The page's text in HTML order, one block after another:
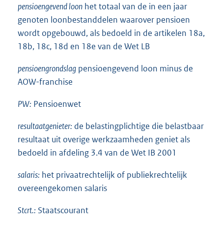
pensioengevend loon het totaal van de in een jaar
genoten loonbestanddelen waarover pensioen
wordt opgebouwd, als bedoeld in de artikelen 18a,
18b, 18c, 18d en 18e van de Wet LB
pensioengrondslag pensioengevend loon minus de
AOW-franchise
PW: Pensioenwet
resultaatgenieter: de belastingplichtige die belastbaar
resultaat uit overige werkzaamheden geniet als
bedoeld in afdeling 3.4 van de Wet IB 2001
salaris: het privaatrechtelijk of publiekrechtelijk
overeengekomen salaris
Stcrt.: Staatscourant